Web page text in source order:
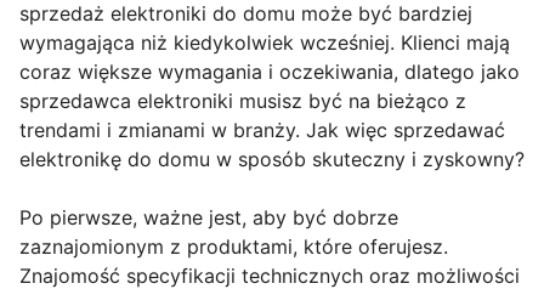
sprzedaż elektroniki do domu może być bardziej
wymagająca niż kiedykolwiek wcześniej. Klienci mają
coraz większe wymagania i oczekiwania, dlatego jako
sprzedawca elektroniki musisz być na bieżąco z
trendami i zmianami w branży. Jak więc sprzedawać
elektronikę do domu w sposób skuteczny i zyskowny?
Po pierwsze, ważne jest, aby być dobrze
zaznajomionym z produktami, które oferujesz.
Znajomość specyfikacji technicznych oraz możliwości